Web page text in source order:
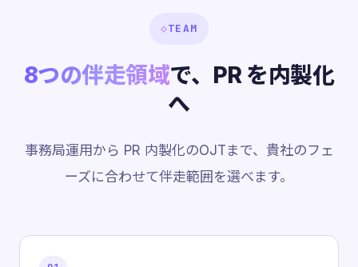
◇TEAM
8つの伴走領域で、PR を内製化
へ
事務局運用から PR 内製化のOJTまで、貴社のフェ
ーズに合わせて伴走範囲を選べます。